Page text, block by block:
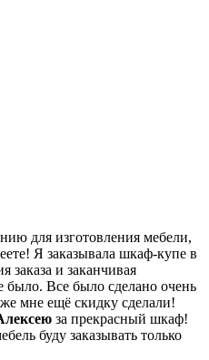
для изготовления мебели,
Я заказывала шкаф-купе в
заказа и заканчивая
Все было сделано очень
мне ещё скидку сделали!
за прекрасный шкаф!
буду заказывать только